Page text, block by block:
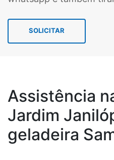
SOLICITAR
Assistência
Jardim
geladeira